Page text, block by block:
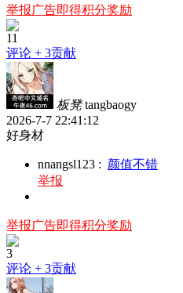
举报广告即得积分奖励
11
评论 + 3贡献
板凳 tangbaogy
2026-7-7 22:41:12
好身材
nnangsl123 : 颜值不错
举报
举报广告即得积分奖励
3
评论 + 3贡献